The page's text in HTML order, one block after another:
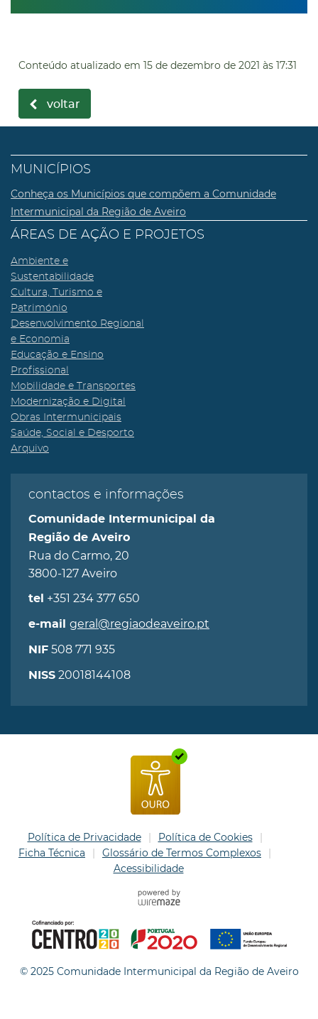
Conteúdo atualizado em 15 de dezembro de 2021 às 17:31
voltar
MUNICÍPIOS
Conheça os Municípios que compõem a Comunidade
Intermunicipal da Região de Aveiro
ÁREAS DE AÇÃO E PROJETOS
Ambiente e
Sustentabilidade
Cultura, Turismo e
Património
Desenvolvimento Regional
e Economia
Educação e Ensino
Profissional
Mobilidade e Transportes
Modernização e Digital
Obras Intermunicipais
Saúde, Social e Desporto
Arquivo
contactos e informações
Comunidade Intermunicipal da
Região de Aveiro
Rua do Carmo, 20
3800-127 Aveiro
tel +351 234 377 650
e-mail geral@regiaodeaveiro.pt
NIF 508 771 935
NISS 20018144108
Política de Privacidade
Política de Cookies
Ficha Técnica
Glossário de Termos Complexos
Acessibilidade
© 2025 Comunidade Intermunicipal da Região de Aveiro